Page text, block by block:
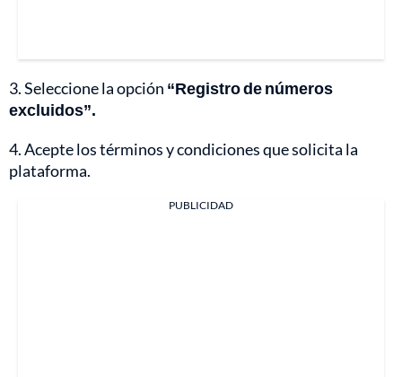
3. Seleccione la opción “Registro de números
excluidos”.
4. Acepte los términos y condiciones que solicita la
plataforma.
PUBLICIDAD